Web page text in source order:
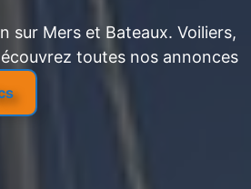
sur Mers et Bateaux. Voiliers,
toutes nos annonces